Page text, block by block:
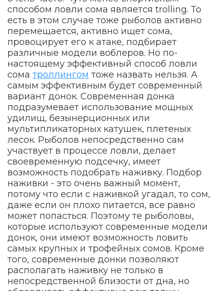
способом ловли сома является trolling. То
есть в этом случае тоже рыболов активно
перемещается, активно ищет сома,
провоцирует его к атаке, подбирает
различные модели воблеров. Но по-
настоящему эффективный способ ловли
сома троллингом тоже назвать нельзя. А
самым эффективным будет современный
вариант донок. Современная донка
подразумевает использование мощных
удилищ, безынерционных или
мультипликаторных катушек, плетеных
лесок. Рыболов непосредственно сам
участвует в процессе ловли, делает
своевременную подсечку, имеет
возможность подобрать наживку. Подбор
наживки - это очень важный момент,
потому что если с наживкой угадал, то сом,
даже если он плохо питается, все равно
может попасться. Поэтому те рыболовы,
которые используют современные модели
донок, они имеют возможность ловить
самых крупных и трофейных сомов. Кроме
того, современные донки позволяют
располагать наживку не только в
непосредственной близости от дна, но